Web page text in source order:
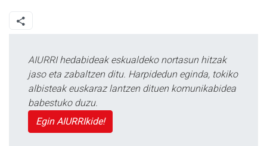
AIURRI hedabideak eskualdeko nortasun hitzak
jaso eta zabaltzen ditu. Harpidedun eginda, tokiko
albisteak euskaraz lantzen dituen komunikabidea
babestuko duzu.
Egin AIURRIkide!